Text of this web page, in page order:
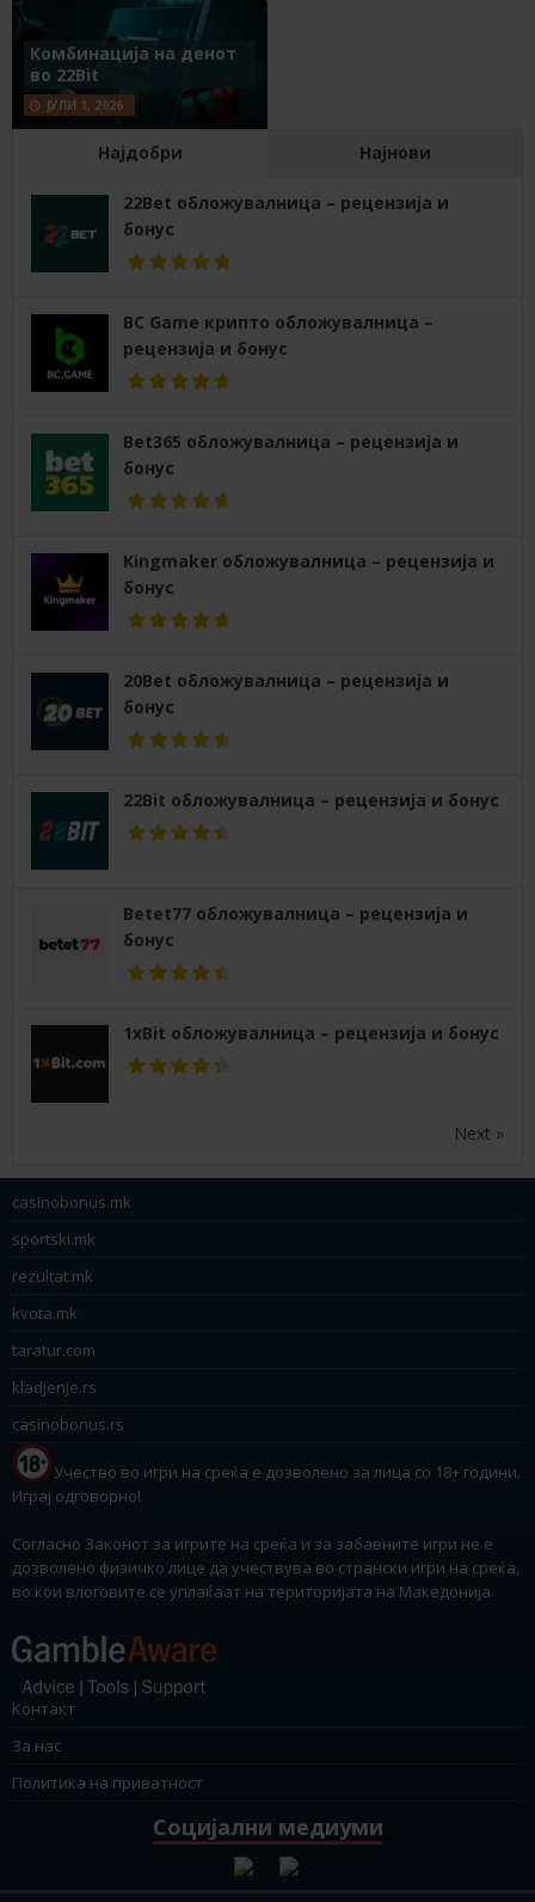
Комбинација на денот
во 22Bit
ЈУЛИ 1, 2026
Најдобри Најнови
22Bet обложувалница – рецензија и
бонус
BC Game крипто обложувалница –
рецензија и бонус
Bet365 обложувалница – рецензија и
бонус
Kingmaker обложувалница – рецензија и
бонус
20Bet обложувалница – рецензија и
бонус
22Bit обложувалница – рецензија и бонус
Betet77 обложувалница – рецензија и
бонус
1xBit обложувалница – рецензија и бонус
Next »
casinobonus.mk
sportski.mk
rezultat.mk
kvota.mk
taratur.com
kladjenje.rs
casinobonus.rs
Учество во игри на среќа е дозволено за лица со 18+ години.
Играј одговорно!
Согласно Законот за игрите на среќа и за забавните игри не е
дозволено физичко лице да учествува во странски игри на среќа,
во кои влоговите се уплаќаат на територијата на Македонија.
Контакт
За нас
Политика на приватност
Социјални медиуми